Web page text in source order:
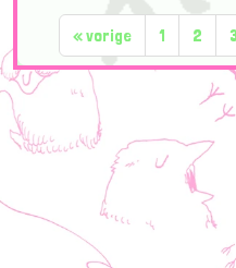
«vorige 1 2 3